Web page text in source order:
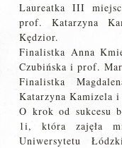
Laureatka III
prof. Katarzyna
Kędzior.
Finalistka Anna
Czubińska i prof.
Finalistka
Katarzyna Kamizela
O krok od sukcesu
1i, która zajęła
Uniwersytetu